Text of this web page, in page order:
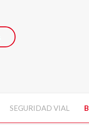
SEGURIDAD VIAL